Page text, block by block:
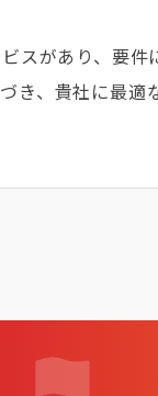
スがあり、要
き、貴社に最適